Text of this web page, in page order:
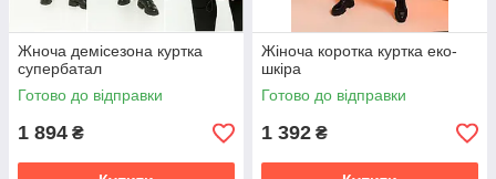
Жноча демісезона куртка
супербатал
Готово до відправки
1 894 ₴
Жіноча коротка куртка еко-
шкіра
Готово до відправки
1 392 ₴